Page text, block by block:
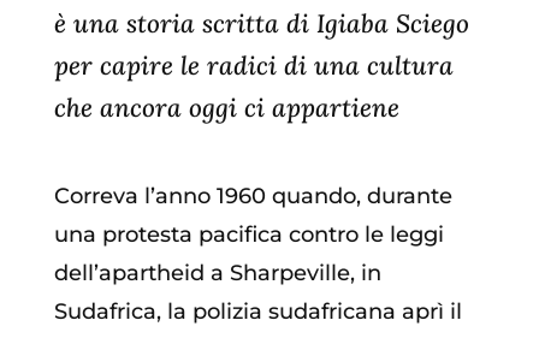
è una storia scritta di Igiaba Sciego
per capire le radici di una cultura
che ancora oggi ci appartiene
Correva l’anno 1960 quando, durante
una protesta pacifica contro le leggi
dell’apartheid a Sharpeville, in
Sudafrica, la polizia sudafricana aprì il